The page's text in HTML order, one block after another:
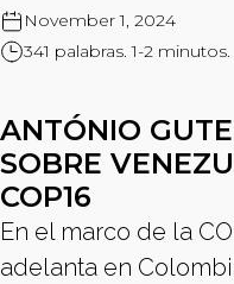
November 1, 2024
341 palabras. 1-2 minutos.
ANTÓNIO
SOBRE
COP16
En el marco de la
adelanta en